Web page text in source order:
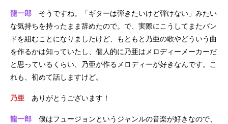
龍一郎 そうですね。「ギターは弾きたいけど弾けない」みたい
な気持ちを持ったまま辞めたので。で、実際にこうしてまたバン
ドを組むことになりましたけど、もともと乃亜の歌やどういう曲
を作るかは知っていたし、個人的に乃亜はメロディーメーカーだ
と思っているくらい、乃亜が作るメロディーが好きなんです。こ
れも、初めて話しますけど。
乃亜 ありがとうございます！
龍一郎 僕はフュージョンというジャンルの音楽が好きなので、